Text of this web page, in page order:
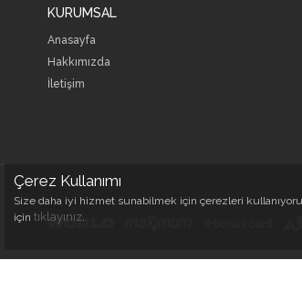
KURUMSAL
Anasayfa
Hakkımızda
İletişim
Çerez Kullanımı
Size daha iyi hizmet sunabilmek için çerezleri
için tıklayınız.